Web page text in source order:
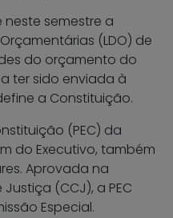
semestre a
(LDO) de
do orçamento do
ter sido enviada à
a Constituição.
(PEC) da
do Executivo, também
Aprovada na
(CCJ), a PEC
Especial.